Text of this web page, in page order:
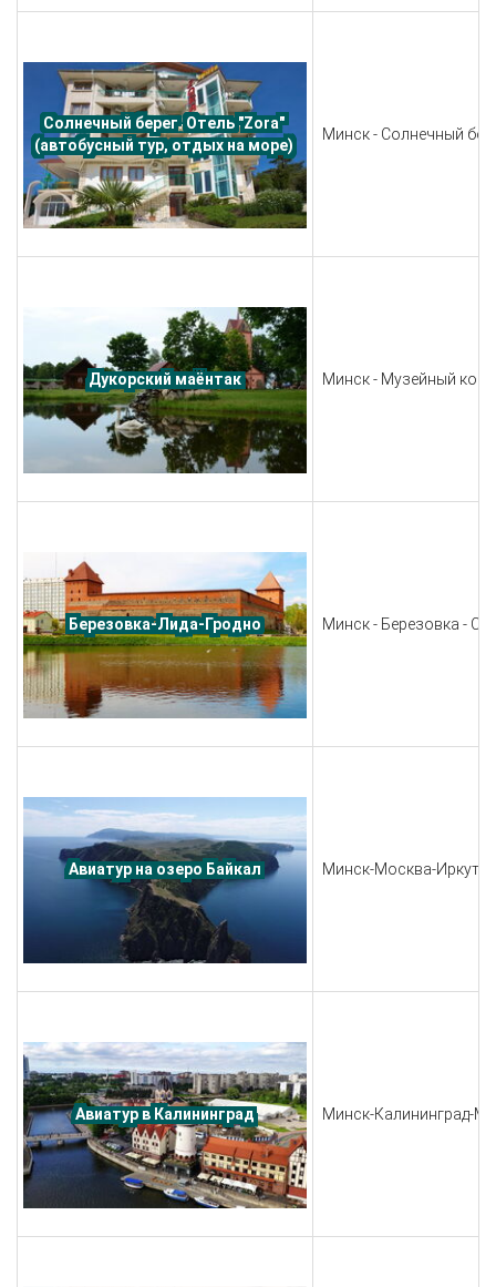
Солнечный берег. Отель "Zora"
(автобусный тур, отдых на море)
Минск - Солнечный
Дукорский маёнтак Минск - Музейный
Березовка-Лида-Гродно Минск - Березовка -
Авиатур на озеро Байкал Минск-Москва-
Авиатур в Калининград Минск-Калининград-